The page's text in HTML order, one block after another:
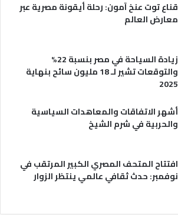
قناع توت عنخ آمون: رحلة أيقونة مصرية عبر
معارض العالم
زيادة السياحة في مصر بنسبة 22%
والتوقعات تشير لـ 18 مليون سائح بنهاية
2025
أشهر الاتفاقات والمعاهدات السياسية
والحربية في شرم الشيخ
افتتاح المتحف المصري الكبير المرتقب في
نوفمبر: حدث ثقافي عالمي ينتظر الزوار